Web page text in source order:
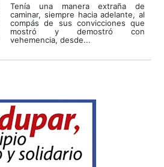
Tenía una manera extraña de
caminar, siempre hacia adelante, al
compás de sus convicciones que
mostró y demostró con
vehemencia, desde...